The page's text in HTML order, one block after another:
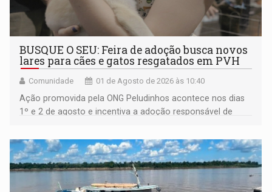
BUSQUE O SEU: Feira de adoção busca novos
lares para cães e gatos resgatados em PVH
Comunidade 01 de Agosto de 2026 às 10:40
Ação promovida pela ONG Peludinhos acontece nos dias
1º e 2 de agosto e incentiva a adoção responsável de